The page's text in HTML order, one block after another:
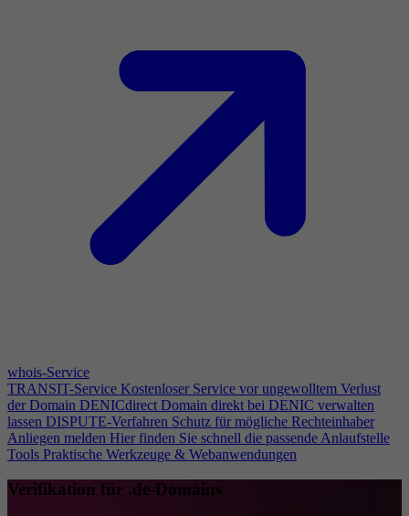
whois-Service
TRANSIT-Service Kostenloser Service vor ungewolltem Verlust
der Domain DENICdirect Domain direkt bei DENIC verwalten
lassen DISPUTE-Verfahren Schutz für mögliche Rechteinhaber
Anliegen melden Hier finden Sie schnell die passende Anlaufstelle
Tools Praktische Werkzeuge & Webanwendungen
Verifikation für .de-Domains